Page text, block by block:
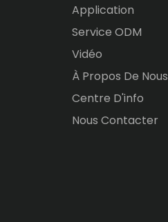
Application
Service ODM
Vidéo
À Propos De Nous
Centre D'info
Nous Contacter